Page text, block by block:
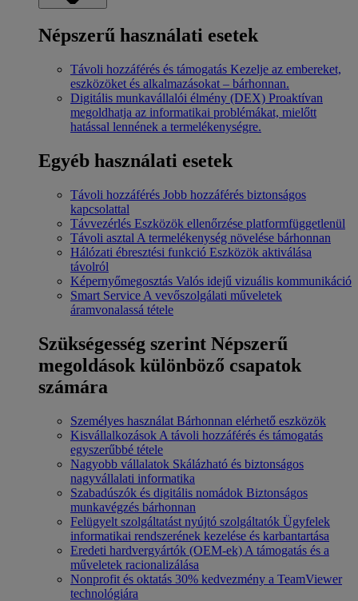
Népszerű használati esetek
Távoli hozzáférés és támogatás Kezelje az embereket,
eszközöket és alkalmazásokat – bárhonnan.
Digitális munkavállalói élmény (DEX) Proaktívan
megoldhatja az informatikai problémákat, mielőtt
hatással lennének a termelékenységre.
Egyéb használati esetek
Távoli hozzáférés Jobb hozzáférés biztonságos
kapcsolattal
Távvezérlés Eszközök ellenőrzése platformfüggetlenül
Távoli asztal A termelékenység növelése bárhonnan
Hálózati ébresztési funkció Eszközök aktiválása
távolról
Képernyőmegosztás Valós idejű vizuális kommunikáció
Smart Service A vevőszolgálati műveletek
áramvonalassá tétele
Szükségesség szerint Népszerű
megoldások különböző csapatok
számára
Személyes használat Bárhonnan elérhető eszközök
Kisvállalkozások A távoli hozzáférés és támogatás
egyszerűbbé tétele
Nagyobb vállalatok Skálázható és biztonságos
nagyvállalati informatika
Szabadúszók és digitális nomádok Biztonságos
munkavégzés bárhonnan
Felügyelt szolgáltatást nyújtó szolgáltatók Ügyfelek
informatikai rendszerének kezelése és karbantartása
Eredeti hardvergyártók (OEM-ek) A támogatás és a
műveletek racionalizálása
Nonprofit és oktatás 30% kedvezmény a TeamViewer
technológiára